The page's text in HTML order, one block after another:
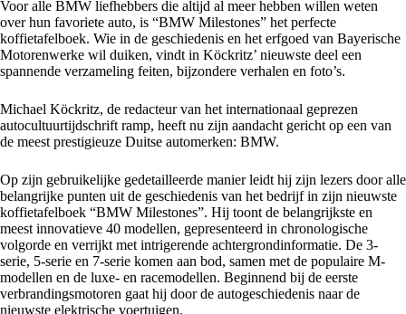
Voor alle BMW liefhebbers die altijd al meer hebben willen weten
over hun favoriete auto, is “BMW Milestones” het perfecte
koffietafelboek. Wie in de geschiedenis en het erfgoed van Bayerische
Motorenwerke wil duiken, vindt in Köckritz’ nieuwste deel een
spannende verzameling feiten, bijzondere verhalen en foto’s.
Michael Köckritz, de redacteur van het internationaal geprezen
autocultuurtijdschrift ramp, heeft nu zijn aandacht gericht op een van
de meest prestigieuze Duitse automerken: BMW.
Op zijn gebruikelijke gedetailleerde manier leidt hij zijn lezers door alle
belangrijke punten uit de geschiedenis van het bedrijf in zijn nieuwste
koffietafelboek “BMW Milestones”. Hij toont de belangrijkste en
meest innovatieve 40 modellen, gepresenteerd in chronologische
volgorde en verrijkt met intrigerende achtergrondinformatie. De 3-
serie, 5-serie en 7-serie komen aan bod, samen met de populaire M-
modellen en de luxe- en racemodellen. Beginnend bij de eerste
verbrandingsmotoren gaat hij door de autogeschiedenis naar de
nieuwste elektrische voertuigen.